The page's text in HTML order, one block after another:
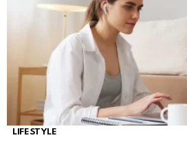
LIFESTYLE